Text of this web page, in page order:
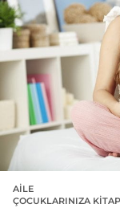
AILE
ÇOCUKLARINIZA